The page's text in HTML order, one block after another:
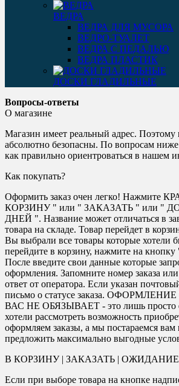
ВЕДРА
ВЕДРА ДЛЯ МУСОРА
ВЕДРО-ТУАЛЕТ
ВЕДРА С ПЕДАЛЬЮ
ВЕДРА ПЛАСТИК
ДОСКИ ГЛАДИЛЬНЫЕ
Вопросы-ответы
О магазине
Магазин имеет реальный адрес. Поэтому
абсолютно безопасны. По вопросам
как правильно ориентроваться в нашем
Как покупать?
Оформить заказ очен легко! Нажмите
КОРЗИНУ " или " ЗАКАЗАТЬ " или "
ДНЕЙ ". Название может отличаться в
товара на складе. Товар перейдет в
Вы выбрали все товары которые хотели
перейдите в корзину, нажмите на
После введите свои данные которые
оформления. Запомните номер заказа
ответ от оператора. Если указан
письмо о статусе заказа.
ВАС НЕ ОБЯЗЫВАЕТ - это лишь просто
хотели рассмотреть возможность
оформляем заказы, а мы постараемся вам
предложить максимально выгодные
В КОРЗИНУ | ЗАКАЗАТЬ | ОЖИДАНИЕ -
Если при выборе товара на кнопке